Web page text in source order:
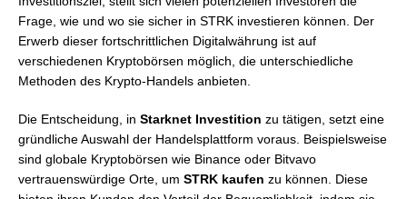
Frage, wie und wo sie sicher in STRK investieren können. Der
Erwerb dieser fortschrittlichen Digitalwährung ist auf
verschiedenen Kryptobörsen möglich, die unterschiedliche
Methoden des Krypto-Handels anbieten.
Die Entscheidung, in Starknet Investition zu tätigen, setzt eine
gründliche Auswahl der Handelsplattform voraus. Beispielsweise
sind globale Kryptobörsen wie Binance oder Bitvavo
vertrauenswürdige Orte, um STRK kaufen zu können. Diese